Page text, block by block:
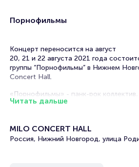
Порнофильмы
Концерт переносится на август
20, 21 и 22 августа 2021 года
группы “Порнофильмы” в Нижнем
Concert Hall.
«Порнофильмы» - панк-рок
фронтмена и вокалиста Владимира
барабанщика Кирилла Муравьёв и
Агафонова.
Читать дальше
MILO CONCERT HALL
Россия, Нижний Новгород, улица